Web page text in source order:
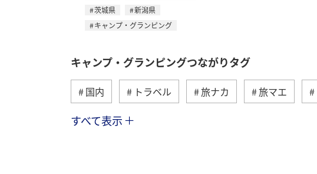
茨城県
新潟県
キャンプ・グランピング
キャンプ・グランピングつながりタグ
国内 トラベル 旅ナカ 旅マエ
秋のアクティビティ
すべて表示